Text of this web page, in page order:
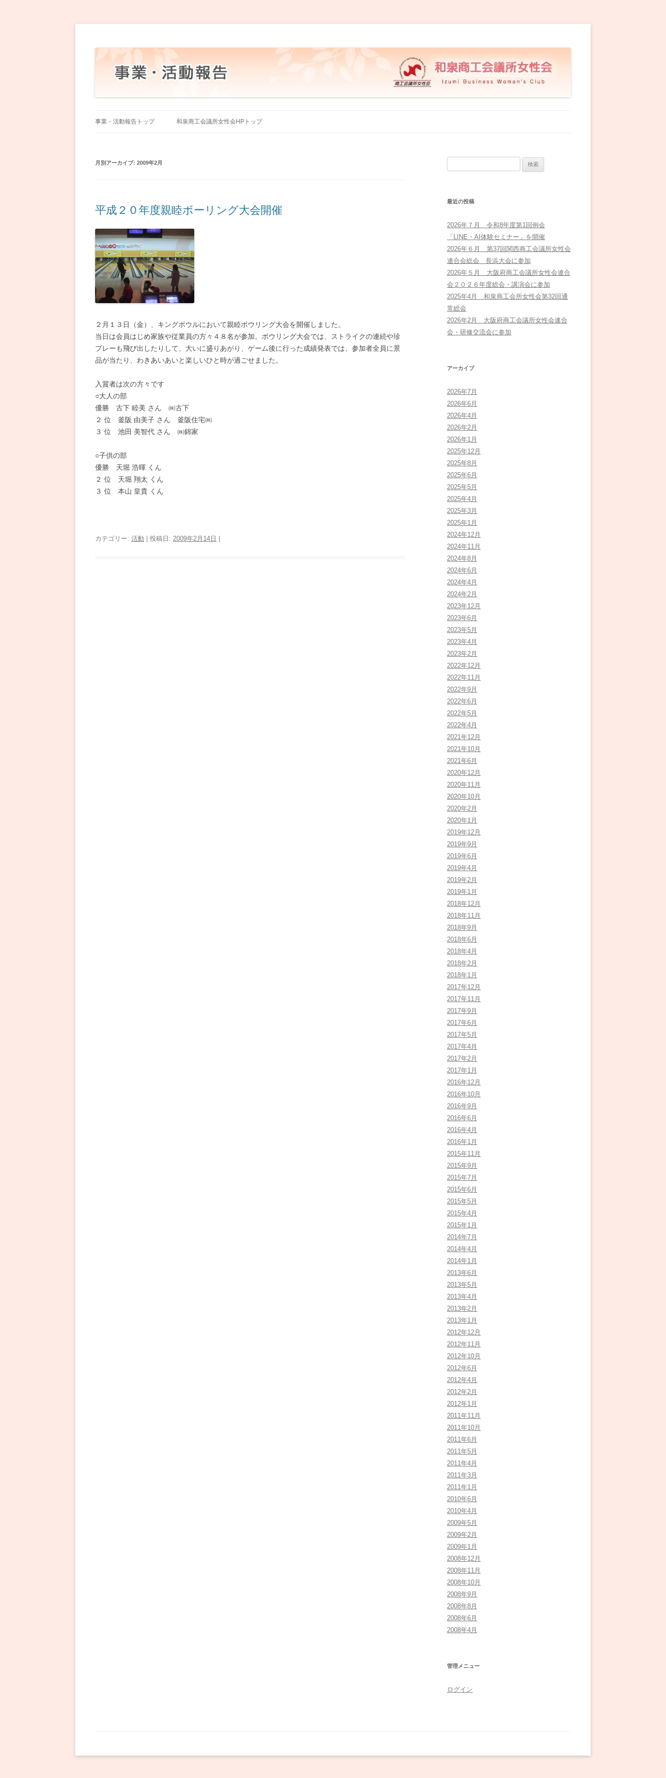
和泉商工会議所女性会 事業・活動報告
事業・活動報告トップ 和泉商工会議所女性会HPトップ
月別アーカイブ: 2009年2月
平成２０年度親睦ボーリング大会開催
２月１３日（金）、キングボウルにおいて親睦ボウリング大会を開催しました。
当日は会員はじめ家族や従業員の方々４８名が参加。ボウリング大会では、ストライクの連続や珍
プレーも飛び出したりして、大いに盛りあがり、ゲーム後に行った成績発表では、参加者全員に景
品が当たり、わきあいあいと楽しいひと時が過ごせました。
入賞者は次の方々です
○大人の部
優勝 古下 睦美 さん ㈱古下
２ 位 釜阪 由美子 さん 釜阪住宅㈱
３ 位 池田 美智代 さん ㈱錦家
○子供の部
優勝 天堀 浩暉 くん
２ 位 天堀 翔太 くん
３ 位 本山 皇貴 くん
カテゴリー: 活動 | 投稿日: 2009年2月14日
最近の投稿
2026年７月 令和8年度第1回例会
「LINE・AI体験セミナー」を開催
2026年６月 第37回関西商工会議所女性会
連合会総会 長浜大会に参加
2026年５月 大阪府商工会議所女性会連合
会２０２６年度総会・講演会に参加
2025年4月 和泉商工会所女性会第32回通
常総会
2026年2月 大阪府商工会議所女性会連合
会・研修交流会に参加
アーカイブ
2026年7月
2026年6月
2026年4月
2026年2月
2026年1月
2025年12月
2025年8月
2025年6月
2025年5月
2025年4月
2025年3月
2025年1月
2024年12月
2024年11月
2024年8月
2024年6月
2024年4月
2024年2月
2023年12月
2023年6月
2023年5月
2023年4月
2023年2月
2022年12月
2022年11月
2022年9月
2022年6月
2022年5月
2022年4月
2021年12月
2021年10月
2021年6月
2020年12月
2020年11月
2020年10月
2020年2月
2020年1月
2019年12月
2019年9月
2019年6月
2019年4月
2019年2月
2019年1月
2018年12月
2018年11月
2018年9月
2018年6月
2018年4月
2018年2月
2018年1月
2017年12月
2017年11月
2017年9月
2017年6月
2017年5月
2017年4月
2017年2月
2017年1月
2016年12月
2016年10月
2016年9月
2016年6月
2016年4月
2016年1月
2015年11月
2015年9月
2015年7月
2015年6月
2015年5月
2015年4月
2015年1月
2014年7月
2014年4月
2014年1月
2013年6月
2013年5月
2013年4月
2013年2月
2013年1月
2012年12月
2012年11月
2012年10月
2012年6月
2012年4月
2012年2月
2012年1月
2011年11月
2011年10月
2011年6月
2011年5月
2011年4月
2011年3月
2011年1月
2010年6月
2010年4月
2009年5月
2009年2月
2009年1月
2008年12月
2008年11月
2008年10月
2008年9月
2008年8月
2008年6月
2008年4月
管理メニュー
ログイン